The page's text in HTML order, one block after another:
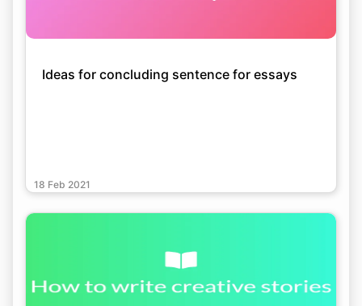
Ideas for concluding sentence for essays
18 Feb 2021